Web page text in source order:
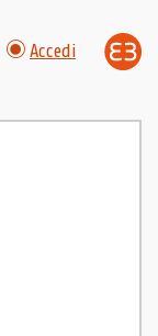
Accedi